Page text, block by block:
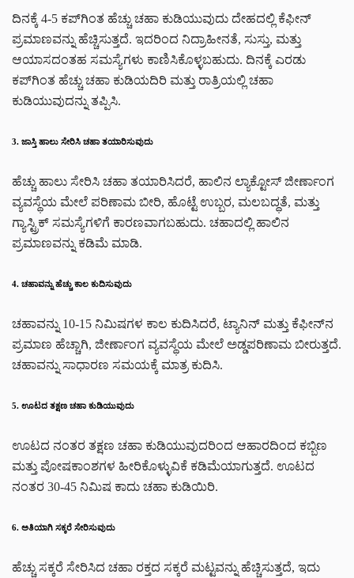
ದಿನಕ್ಕೆ 4-5 ಕಪ್‌ಗಿಂತ ಹೆಚ್ಚು ಚಹಾ ಕುಡಿಯುವುದು ದೇಹದಲ್ಲಿ ಕೆಫೀನ್
ಪ್ರಮಾಣವನ್ನು ಹೆಚ್ಚಿಸುತ್ತದೆ. ಇದರಿಂದ ನಿದ್ರಾಹೀನತೆ, ಸುಸ್ತು, ಮತ್ತು
ಆಯಾಸದಂತಹ ಸಮಸ್ಯೆಗಳು ಕಾಣಿಸಿಕೊಳ್ಳಬಹುದು. ದಿನಕ್ಕೆ ಎರಡು
ಕಪ್‌ಗಿಂತ ಹೆಚ್ಚು ಚಹಾ ಕುಡಿಯದಿರಿ ಮತ್ತು ರಾತ್ರಿಯಲ್ಲಿ ಚಹಾ
ಕುಡಿಯುವುದನ್ನು ತಪ್ಪಿಸಿ.
3. ಜಾಸ್ತಿ ಹಾಲು ಸೇರಿಸಿ ಚಹಾ ತಯಾರಿಸುವುದು
ಹೆಚ್ಚು ಹಾಲು ಸೇರಿಸಿ ಚಹಾ ತಯಾರಿಸಿದರೆ, ಹಾಲಿನ ಲ್ಯಾಕ್ಟೋಸ್ ಜೀರ್ಣಾಂಗ
ವ್ಯವಸ್ಥೆಯ ಮೇಲೆ ಪರಿಣಾಮ ಬೀರಿ, ಹೊಟ್ಟೆ ಉಬ್ಬರ, ಮಲಬದ್ಧತೆ, ಮತ್ತು
ಗ್ಯಾಸ್ಟ್ರಿಕ್ ಸಮಸ್ಯೆಗಳಿಗೆ ಕಾರಣವಾಗಬಹುದು. ಚಹಾದಲ್ಲಿ ಹಾಲಿನ
ಪ್ರಮಾಣವನ್ನು ಕಡಿಮೆ ಮಾಡಿ.
4. ಚಹಾವನ್ನು ಹೆಚ್ಚು ಕಾಲ ಕುದಿಸುವುದು
ಚಹಾವನ್ನು 10-15 ನಿಮಿಷಗಳ ಕಾಲ ಕುದಿಸಿದರೆ, ಟ್ಯಾನಿನ್ ಮತ್ತು ಕೆಫೀನ್‌ನ
ಪ್ರಮಾಣ ಹೆಚ್ಚಾಗಿ, ಜೀರ್ಣಾಂಗ ವ್ಯವಸ್ಥೆಯ ಮೇಲೆ ಅಡ್ಡಪರಿಣಾಮ ಬೀರುತ್ತದೆ.
ಚಹಾವನ್ನು ಸಾಧಾರಣ ಸಮಯಕ್ಕೆ ಮಾತ್ರ ಕುದಿಸಿ.
5. ಊಟದ ತಕ್ಷಣ ಚಹಾ ಕುಡಿಯುವುದು
ಊಟದ ನಂತರ ತಕ್ಷಣ ಚಹಾ ಕುಡಿಯುವುದರಿಂದ ಆಹಾರದಿಂದ ಕಬ್ಬಿಣ
ಮತ್ತು ಪೋಷಕಾಂಶಗಳ ಹೀರಿಕೊಳ್ಳುವಿಕೆ ಕಡಿಮೆಯಾಗುತ್ತದೆ. ಊಟದ
ನಂತರ 30-45 ನಿಮಿಷ ಕಾದು ಚಹಾ ಕುಡಿಯಿರಿ.
6. ಅತಿಯಾಗಿ ಸಕ್ಕರೆ ಸೇರಿಸುವುದು
ಹೆಚ್ಚು ಸಕ್ಕರೆ ಸೇರಿಸಿದ ಚಹಾ ರಕ್ತದ ಸಕ್ಕರೆ ಮಟ್ಟವನ್ನು ಹೆಚ್ಚಿಸುತ್ತದೆ, ಇದು